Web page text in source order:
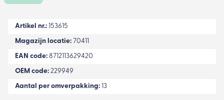
Artikel nr.: 153615
Magazijn locatie: 70411
EAN code: 8712113629420
OEM code: 229949
Aantal per omverpakking: 13